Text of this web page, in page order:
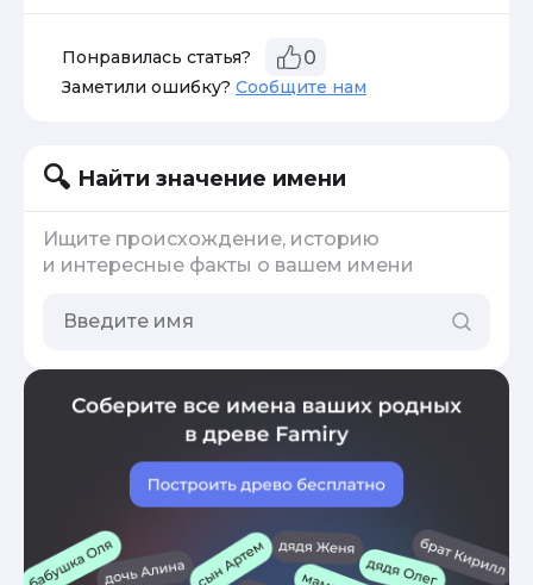
Понравилась статья? 0
Заметили ошибку? Сообщите нам
Найти значение имени
Ищите происхождение, историю
и интересные факты о вашем имени